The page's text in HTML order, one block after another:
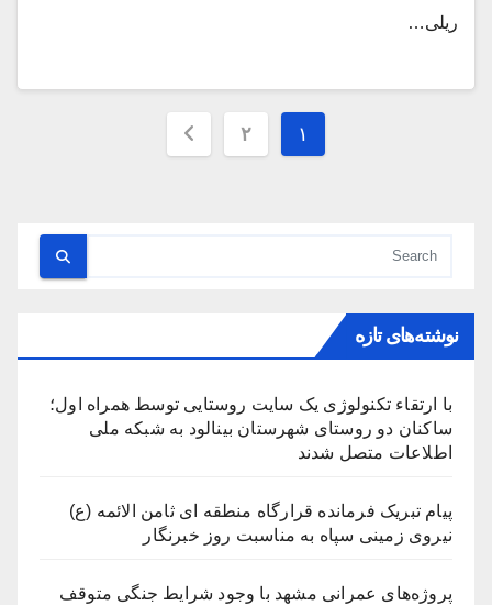
ریلی…
صفحه‌بندی
۱ ۲
نوشته‌های تازه
با ارتقاء تکنولوژی یک سایت روستایی توسط همراه اول؛
ساکنان دو روستای شهرستان بینالود به شبکه ملی
اطلاعات متصل شدند
پیام تبریک فرمانده قرارگاه منطقه ای ثامن الائمه (ع)
نیروی زمینی سپاه به مناسبت روز خبرنگار
پروژه‌های عمرانی مشهد با وجود شرایط جنگی متوقف